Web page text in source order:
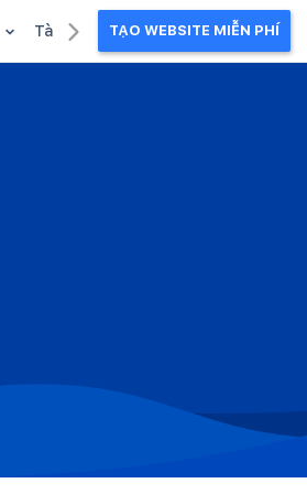
Tài liệu kinh doanhTẠO WEBSITE MIỄN PHÍ